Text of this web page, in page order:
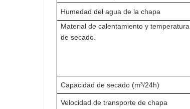
Humedad del agua de la chapa
Material de calentamiento y temperatura
de secado.
Capacidad de secado (m³/24h)
Velocidad de transporte de chapa